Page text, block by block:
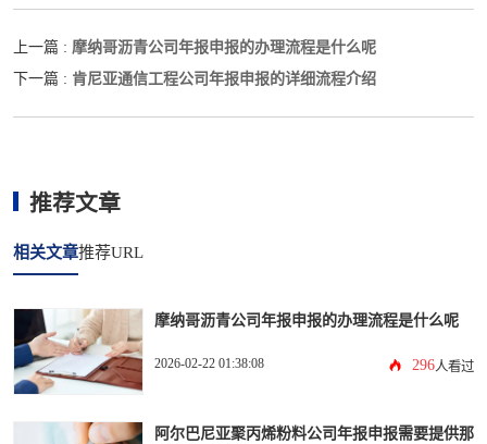
上一篇 : 摩纳哥沥青公司年报申报的办理流程是什么呢
下一篇 : 肯尼亚通信工程公司年报申报的详细流程介绍
推荐文章
相关文章推荐URL
摩纳哥沥青公司年报申报的办理流程是什么呢
2026-02-22 01:38:08 296人看过
阿尔巴尼亚聚丙烯粉料公司年报申报需要提供那